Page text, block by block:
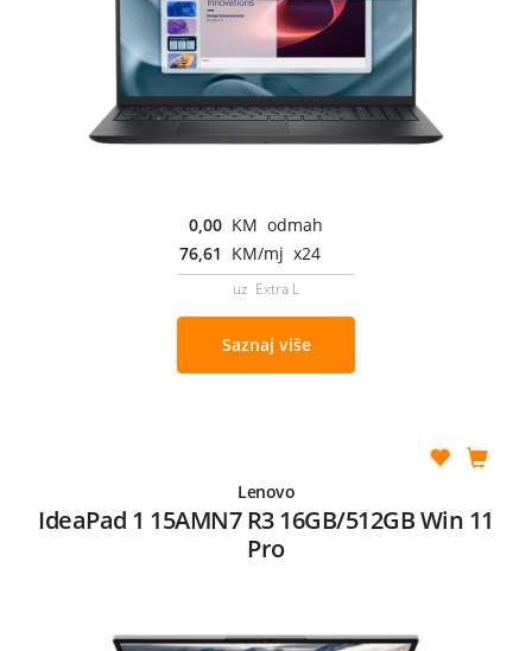
0,00 KM odmah
76,61 KM/mj x24
uz Extra L
Saznaj više
Lenovo
IdeaPad 1 15AMN7 R3 16GB/512GB Win 11
Pro